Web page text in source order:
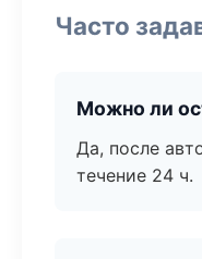
Часто
Можно ли
Да, после
течение 24 ч.